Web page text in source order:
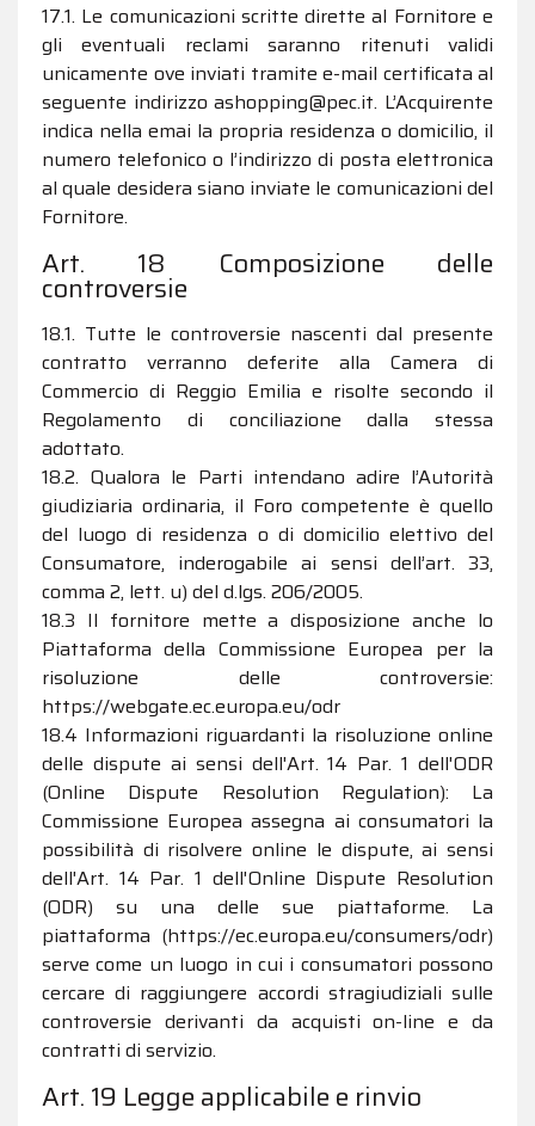
17.1. Le comunicazioni scritte dirette al Fornitore e
gli eventuali reclami saranno ritenuti validi
unicamente ove inviati tramite e-mail certificata al
seguente indirizzo ashopping@pec.it. L’Acquirente
indica nella emai la propria residenza o domicilio, il
numero telefonico o l’indirizzo di posta elettronica
al quale desidera siano inviate le comunicazioni del
Fornitore.
Art. 18 Composizione delle
controversie
18.1. Tutte le controversie nascenti dal presente
contratto verranno deferite alla Camera di
Commercio di Reggio Emilia e risolte secondo il
Regolamento di conciliazione dalla stessa
adottato.
18.2. Qualora le Parti intendano adire l’Autorità
giudiziaria ordinaria, il Foro competente è quello
del luogo di residenza o di domicilio elettivo del
Consumatore, inderogabile ai sensi dell’art. 33,
comma 2, lett. u) del d.lgs. 206/2005.
18.3 Il fornitore mette a disposizione anche lo
Piattaforma della Commissione Europea per la
risoluzione delle controversie:
https://webgate.ec.europa.eu/odr
18.4 Informazioni riguardanti la risoluzione online
delle dispute ai sensi dell'Art. 14 Par. 1 dell'ODR
(Online Dispute Resolution Regulation): La
Commissione Europea assegna ai consumatori la
possibilità di risolvere online le dispute, ai sensi
dell'Art. 14 Par. 1 dell'Online Dispute Resolution
(ODR) su una delle sue piattaforme. La
piattaforma (https://ec.europa.eu/consumers/odr)
serve come un luogo in cui i consumatori possono
cercare di raggiungere accordi stragiudiziali sulle
controversie derivanti da acquisti on-line e da
contratti di servizio.
Art. 19 Legge applicabile e rinvio